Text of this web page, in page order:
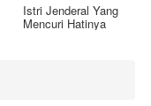
Istri Jenderal Yang
Mencuri Hatinya